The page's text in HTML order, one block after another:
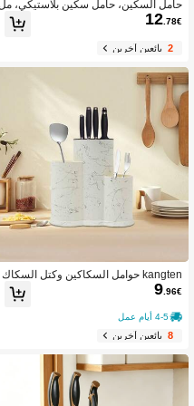
حامل السكين، حامل سكين بلاستيكي، مل
حق مطبخ، حامل سكين بلاستيكي، رف ت
خزين مطبخ بدون قابس، حامل سكين طب
اخ أسود مع فرشاة، منظم مكتبي، مجموع
ة أدوات منظم حامل السكين، رف منظم
ملحقات عالمي، رف تخزين مطبخ
12.78€
2بائعين آخرين
kangten حوامل السكاكين وكتل السكاك
ين
9.96€
4-5 أيام عمل
8بائعين آخرين